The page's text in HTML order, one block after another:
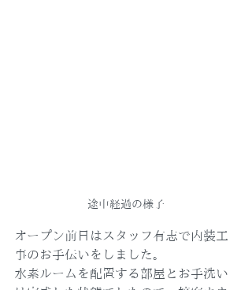
途中経過の様子
オープン前日はスタッフ有志で内装工
事のお手伝いをしました。
水素ルームを配置する部屋とお手洗い